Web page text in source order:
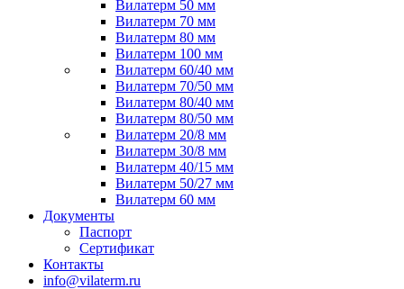
Вилатерм 50 мм
Вилатерм 70 мм
Вилатерм 80 мм
Вилатерм 100 мм
Вилатерм 60/40 мм
Вилатерм 70/50 мм
Вилатерм 80/40 мм
Вилатерм 80/50 мм
Вилатерм 20/8 мм
Вилатерм 30/8 мм
Вилатерм 40/15 мм
Вилатерм 50/27 мм
Вилатерм 60 мм
Документы
Паспорт
Сертификат
Контакты
info@vilaterm.ru